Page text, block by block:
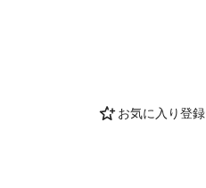
お気に入り登録